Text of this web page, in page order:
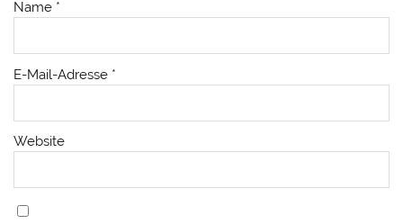
Name *
E-Mail-Adresse *
Website